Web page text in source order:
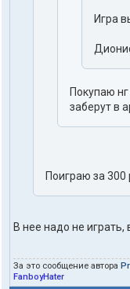
Игра
Покупаю
заберут в
Поиграю за 300
В нее надо не
За это сообщение автора
FanboyHater